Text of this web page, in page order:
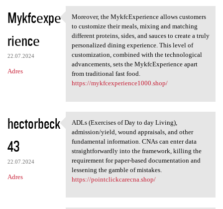
Mykfcеxpе
riеncе
22.07.2024
Adres
Moreover, the MykfcExperience
Moreover, the MykfcExperience allows customers
to customize their meals, mixing and matching
different proteins, sides, and sauces to create a truly
personalized dining experience. This level of
customization, combined with the technological
advancements, sets the MykfcExperience apart
from traditional fast food.
https://mykfcexperience1000.shop/
hectorbeck
43
22.07.2024
Adres
ADLs (Exercises of Day to day
ADLs (Exercises of Day to day Living),
admission/yield, wound appraisals, and other
fundamental information. CNAs can enter data
straightforwardly into the framework, killing the
requirement for paper-based documentation and
lessening the gamble of mistakes.
https://pointclickcarecna.shop/